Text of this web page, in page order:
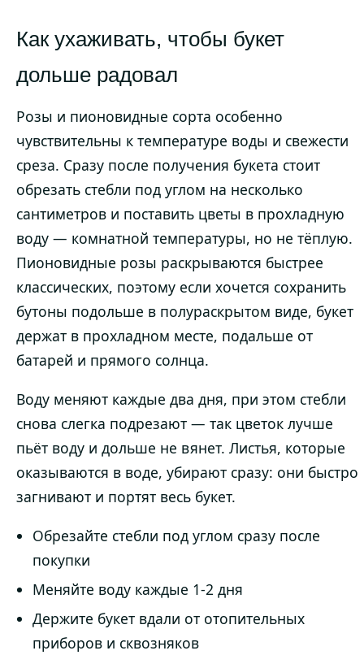
Как ухаживать, чтобы букет
дольше радовал
Розы и пионовидные сорта особенно
чувствительны к температуре воды и свежести
среза. Сразу после получения букета стоит
обрезать стебли под углом на несколько
сантиметров и поставить цветы в прохладную
воду — комнатной температуры, но не тёплую.
Пионовидные розы раскрываются быстрее
классических, поэтому если хочется сохранить
бутоны подольше в полураскрытом виде, букет
держат в прохладном месте, подальше от
батарей и прямого солнца.
Воду меняют каждые два дня, при этом стебли
снова слегка подрезают — так цветок лучше
пьёт воду и дольше не вянет. Листья, которые
оказываются в воде, убирают сразу: они быстро
загнивают и портят весь букет.
Обрезайте стебли под углом сразу после
покупки
Меняйте воду каждые 1-2 дня
Держите букет вдали от отопительных
приборов и сквозняков